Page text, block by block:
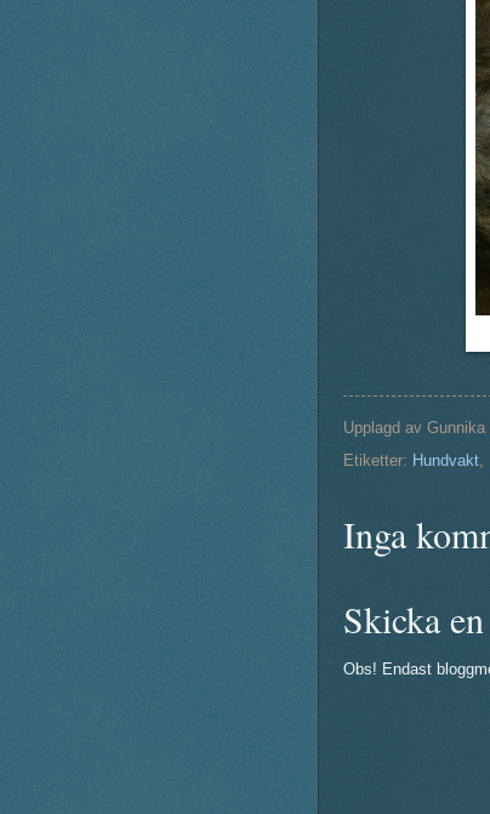
Upplagd av Gunnika
Etiketter: Hundvakt
Inga
Skicka
Obs! Endast